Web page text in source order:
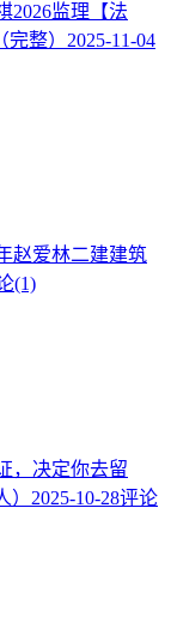
2026监理【法
整） 2025-11-04
赵爱林二建建筑
(1)
，决定你去留
2025-10-28评论